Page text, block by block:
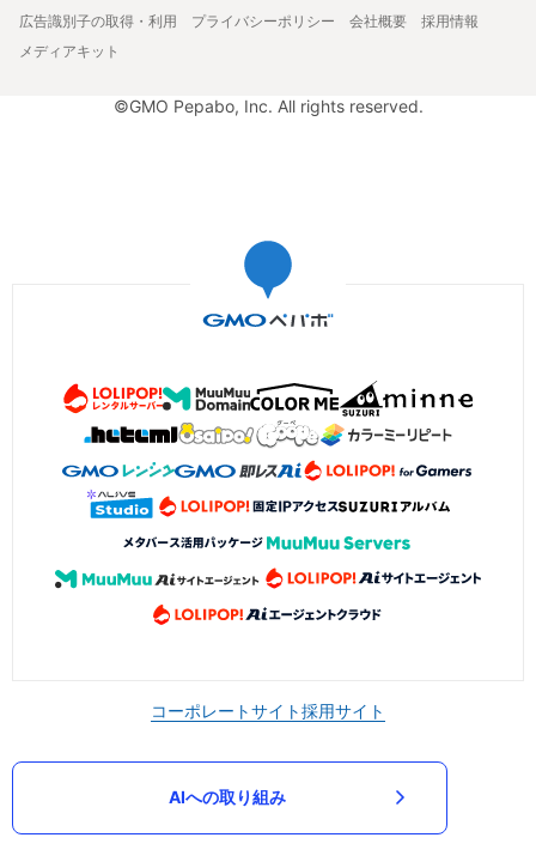
広告識別子の取得・利用
プライバシーポリシー 会社概要
採用情報
メディアキット
©GMO Pepabo, Inc. All rights reserved.
コーポレートサイト採用サイト
AIへの取り組み